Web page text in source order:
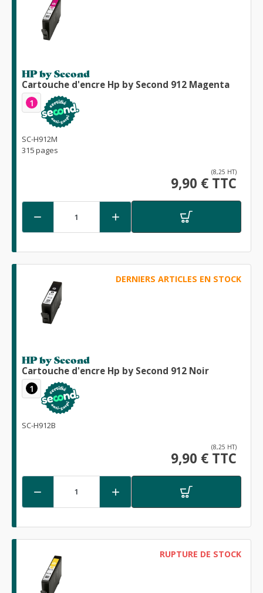
HP by Second
Cartouche d'encre Hp by Second 912 Magenta
1
SC-H912M
315 pages
(8,25 HT)
9,90 € TTC
 
DERNIERS ARTICLES EN STOCK
HP by Second
Cartouche d'encre Hp by Second 912 Noir
1
SC-H912B
(8,25 HT)
9,90 € TTC
 
RUPTURE DE STOCK